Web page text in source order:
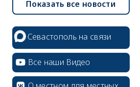
Показать все новости
Севастополь на связи
Все наши Видео